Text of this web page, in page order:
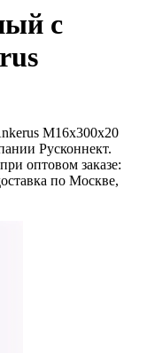
с
М16х300х20
Русконнект.
оптовом заказе:
по Москве,